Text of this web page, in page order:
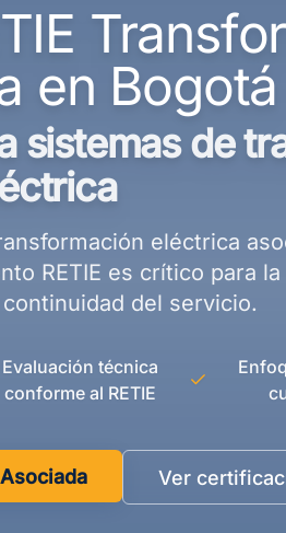
en Bogotá
sistemas de
eléctrica
RETIE es crítico para
del servicio.
Evaluación técnica
conforme al RETIE
Ver